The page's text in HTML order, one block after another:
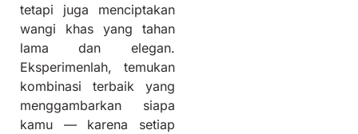
tetapi juga menciptakan
wangi khas yang tahan
lama dan elegan.
Eksperimenlah, temukan
kombinasi terbaik yang
menggambarkan siapa
kamu — karena setiap